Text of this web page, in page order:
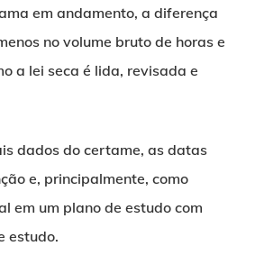
em andamento, a diferença
no volume bruto de horas e
a lei seca é lida, revisada e
dados do certame, as datas
e, principalmente, como
em um plano de estudo com
estudo.